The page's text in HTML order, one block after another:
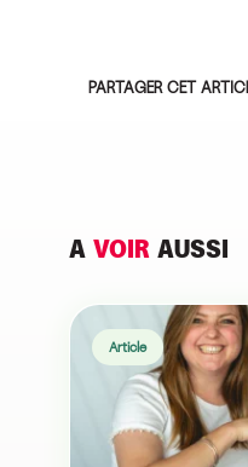
PARTAGER CET
A VOIRAUSSI
Article